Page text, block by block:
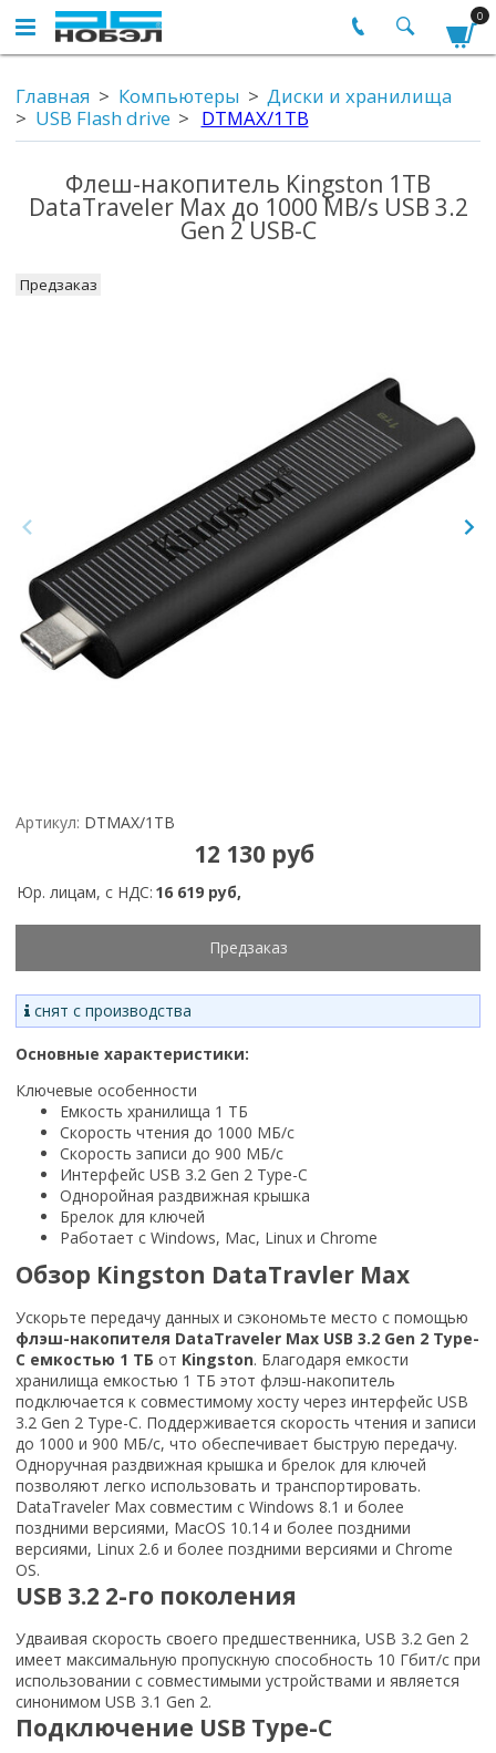
0
Главная Компьютеры
Диски и хранилища
USB Flash drive
DTMAX/1TB
Флеш-накопитель Kingston 1TB
DataTraveler Max до 1000 MB/s USB 3.2
Gen 2 USB-C
Предзаказ
Артикул: DTMAX/1TB
12 130 руб
Юр. лицам, с НДС: 16 619 руб,
Предзаказ
снят с производства
Основные характеристики:
Ключевые особенности
Емкость хранилища 1 ТБ
Скорость чтения до 1000 МБ/с
Скорость записи до 900 МБ/с
Интерфейс USB 3.2 Gen 2 Type-C
Одноройная раздвижная крышка
Брелок для ключей
Работает с Windows, Mac, Linux и Chrome
Обзор Kingston DataTravler Max
Ускорьте передачу данных и сэкономьте место с помощью
флэш-накопителя DataTraveler Max USB 3.2 Gen 2 Type-
C емкостью 1 ТБ от Kingston. Благодаря емкости
хранилища емкостью 1 ТБ этот флэш-накопитель
подключается к совместимому хосту через интерфейс USB
3.2 Gen 2 Type-C. Поддерживается скорость чтения и записи
до 1000 и 900 МБ/с, что обеспечивает быструю передачу.
Одноручная раздвижная крышка и брелок для ключей
позволяют легко использовать и транспортировать.
DataTraveler Max совместим с Windows 8.1 и более
поздними версиями, MacOS 10.14 и более поздними
версиями, Linux 2.6 и более поздними версиями и Chrome
OS.
USB 3.2 2-го поколения
Удваивая скорость своего предшественника, USB 3.2 Gen 2
имеет максимальную пропускную способность 10 Гбит/с при
использовании с совместимыми устройствами и является
синонимом USB 3.1 Gen 2.
Подключение USB Type-C